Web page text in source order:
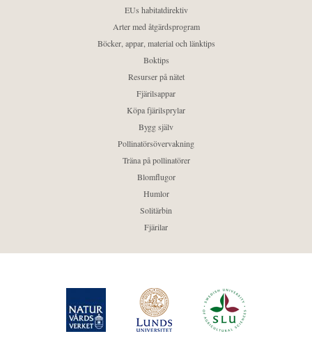
EUs habitatdirektiv
Arter med åtgärdsprogram
Böcker, appar, material och länktips
Boktips
Resurser på nätet
Fjärilsappar
Köpa fjärilsprylar
Bygg själv
Pollinatörsövervakning
Träna på pollinatörer
Blomflugor
Humlor
Solitärbin
Fjärilar